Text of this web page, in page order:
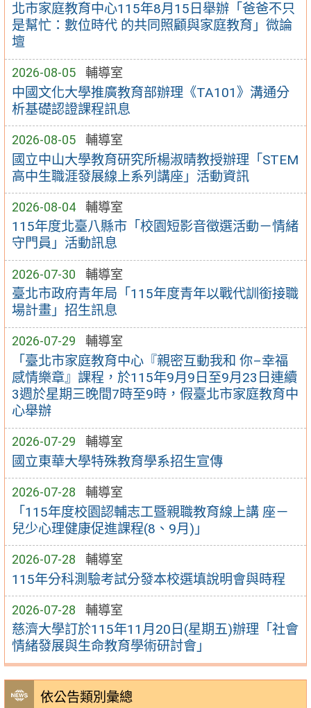
北市家庭教育中心115年8月15日舉辦「爸爸不只
是幫忙：數位時代 的共同照顧與家庭教育」微論
壇
2026-08-05 輔導室
中國文化大學推廣教育部辦理《TA101》溝通分
析基礎認證課程訊息
2026-08-05 輔導室
國立中山大學教育研究所楊淑晴教授辦理「STEM
高中生職涯發展線上系列講座」活動資訊
2026-08-04 輔導室
115年度北臺八縣市「校園短影音徵選活動－情緒
守門員」活動訊息
2026-07-30 輔導室
臺北市政府青年局「115年度青年以戰代訓銜接職
場計畫」招生訊息
2026-07-29 輔導室
「臺北市家庭教育中心『親密互動我和 你–幸福
感情樂章』課程，於115年9月9日至9月23日連續
3週於星期三晚間7時至9時，假臺北市家庭教育中
心舉辦
2026-07-29 輔導室
國立東華大學特殊教育學系招生宣傳
2026-07-28 輔導室
「115年度校園認輔志工暨親職教育線上講 座－
兒少心理健康促進課程(8、9月)」
2026-07-28 輔導室
115年分科測驗考試分發本校選填說明會與時程
2026-07-28 輔導室
慈濟大學訂於115年11月20日(星期五)辦理「社會
情緒發展與生命教育學術研討會」
依公告類別彙總